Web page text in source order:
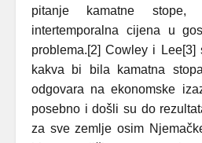
pitanje kamatne
intertemporalna cijena u
problema.[2] Cowley i Lee[3]
kakva bi bila kamatna
odgovara na ekonomske
posebno i došli su do
za sve zemlje osim